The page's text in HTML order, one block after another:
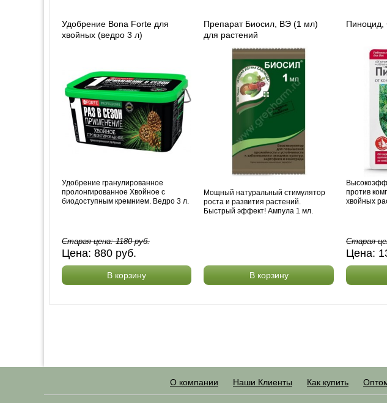
Удобрение Bona Forte для
хвойных (ведро 3 л)
Удобрение гранулированное
пролонгированное Хвойное с
биодоступным кремнием. Ведро 3 л.
Старая цена:1180руб.
Цена: 880 руб.
В корзину
Препарат Биосил, ВЭ (1 мл)
для растений
Мощный натуральный стимулятор
роста и развития растений.
Быстрый эффект! Ампула 1 мл.
В корзину
Пиноцид,
против
хвойных
Старая
Цена:
О компании Наши Клиенты Как купить